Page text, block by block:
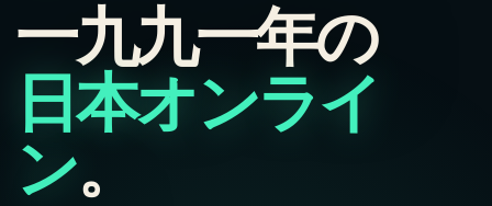
一九九一年の
日本オンライ
ン。